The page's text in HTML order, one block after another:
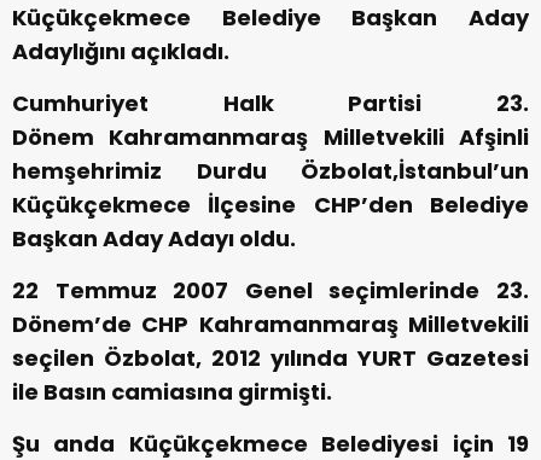
Küçükçekmece Belediye Başkan Aday
Adaylığını açıkladı.
Cumhuriyet Halk Partisi 23.
Dönem Kahramanmaraş Milletvekili Afşinli
hemşehrimiz Durdu Özbolat,İstanbul’un
Küçükçekmece İlçesine CHP’den Belediye
Başkan Aday Adayı oldu.
22 Temmuz 2007 Genel seçimlerinde 23.
Dönem’de CHP Kahramanmaraş Milletvekili
seçilen Özbolat, 2012 yılında YURT Gazetesi
ile Basın camiasına girmişti.
Şu anda Küçükçekmece Belediyesi için 19